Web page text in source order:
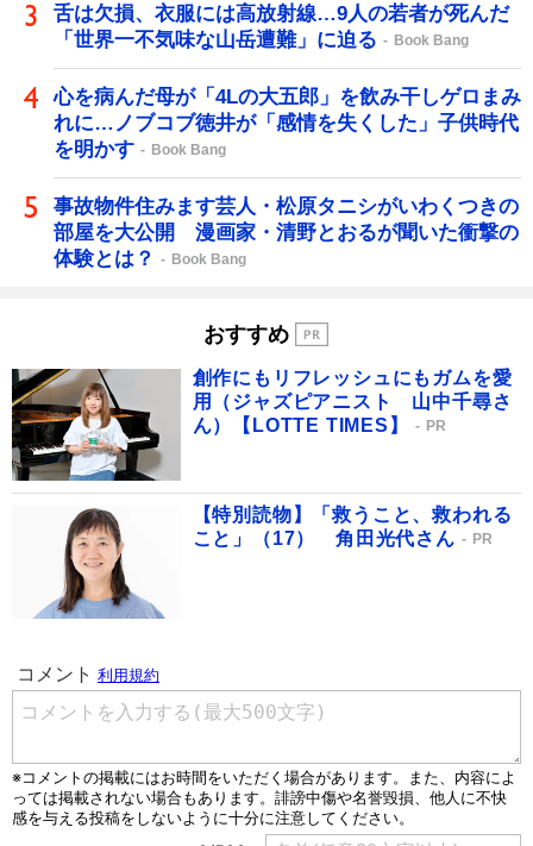
舌は欠損、衣服には高放射線…9人の若者が死んだ
「世界一不気味な山岳遭難」に迫る
Book Bang
心を病んだ母が「4Lの大五郎」を飲み干しゲロまみ
れに…ノブコブ徳井が「感情を失くした」子供時代
を明かす
Book Bang
事故物件住みます芸人・松原タニシがいわくつきの
部屋を大公開 漫画家・清野とおるが聞いた衝撃の
体験とは？
Book Bang
おすすめ
創作にもリフレッシュにもガムを愛
用（ジャズピアニスト 山中千尋さ
ん）【LOTTE TIMES】
PR
【特別読物】「救うこと、救われる
こと」（17） 角田光代さん
PR